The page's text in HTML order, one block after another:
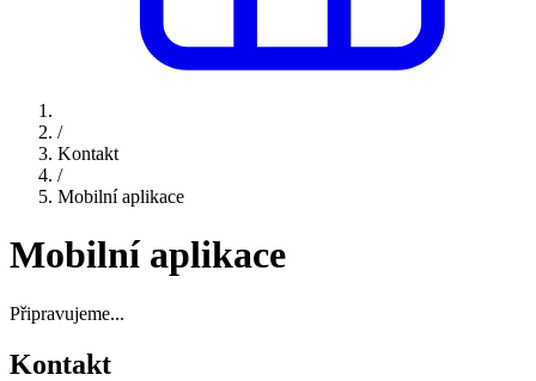
/
Kontakt
/
Mobilní aplikace
Mobilní aplikace
Připravujeme...
Kontakt